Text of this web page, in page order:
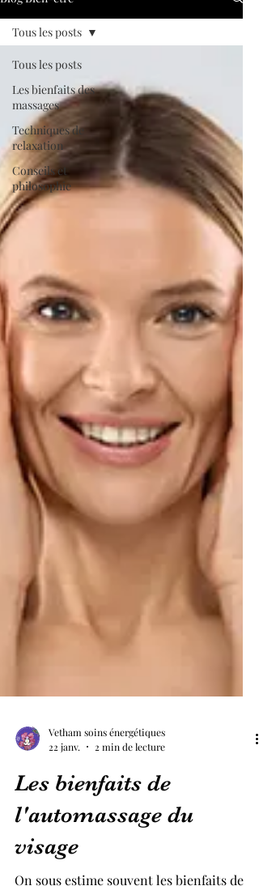
chers clients(es), après un massage ou un
soin, je suis remplie de gratitude.
Tous les posts
Les bienfaits des
massages
Techniques de
relaxation
Conseils et
philosophie
Tous les posts
22 janv.
2 min de lecture
Les bienfaits de
l'automassage du